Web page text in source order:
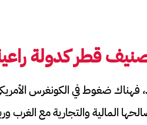
قطر كدولة
فهناك ضغوط في الكونغرس
المالية والتجارية مع الغرب